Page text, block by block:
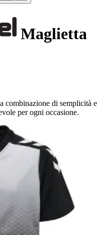
Maglietta
combinazione di semplicità e
per ogni occasione.